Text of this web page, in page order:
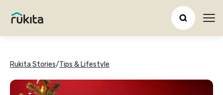
Rukita Stories/Tips & Lifestyle